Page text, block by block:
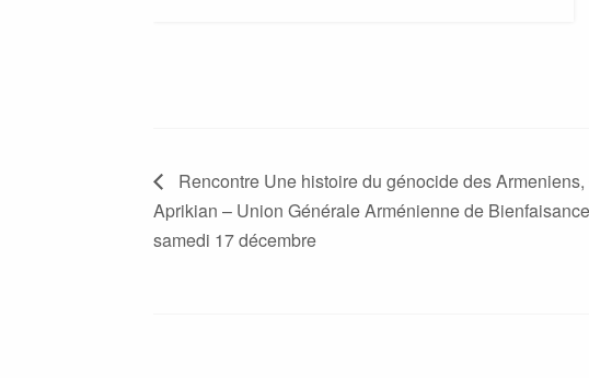
Rencontre Une histoire du génocide des
Aprikian – Union Générale Arménienne de
samedi 17 décembre